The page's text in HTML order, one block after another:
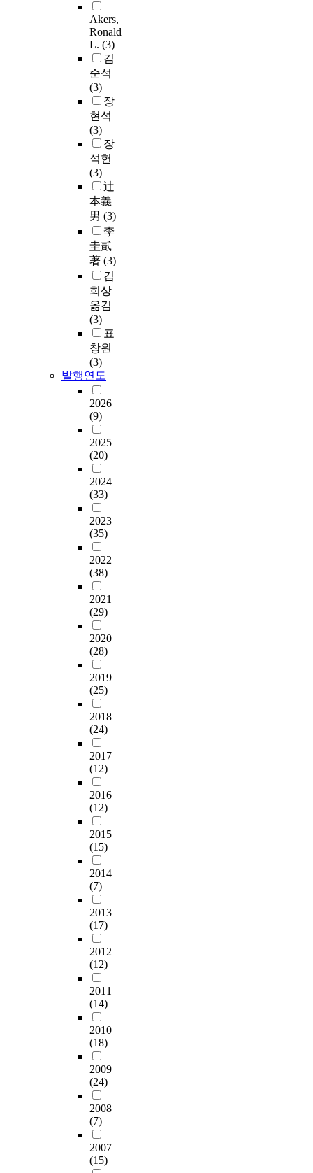
Akers,
Ronald
L. (3)
김
순석
(3)
장
현석
(3)
장
석헌
(3)
辻
本義
男 (3)
李
圭貳
著 (3)
김
희상
옮김
(3)
표
창원
(3)
발행연도
2026
(9)
2025
(20)
2024
(33)
2023
(35)
2022
(38)
2021
(29)
2020
(28)
2019
(25)
2018
(24)
2017
(12)
2016
(12)
2015
(15)
2014
(7)
2013
(17)
2012
(12)
2011
(14)
2010
(18)
2009
(24)
2008
(7)
2007
(15)